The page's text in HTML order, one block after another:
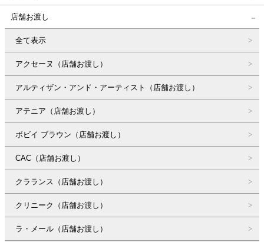
店舗お渡し
全て表示
アクセーヌ（店舗お渡し）
アルティザン・アンド・アーティスト（店舗お渡し）
アテニア（店舗お渡し）
ボビイ ブラウン（店舗お渡し）
CAC（店舗お渡し）
クラランス（店舗お渡し）
クリニーク（店舗お渡し）
ラ・メール（店舗お渡し）